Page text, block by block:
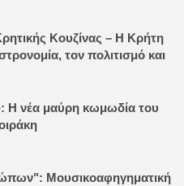
Κουζίνας – Η Κρήτη
τον πολιτισμό και
Η νέα μαύρη κωμωδία του
Μουσικοαφηγηματική